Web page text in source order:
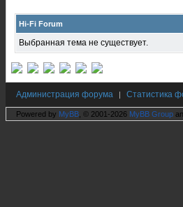
Hi-Fi Forum
Выбранная тема не существует.
Администрация форума | Статистика
Powered by MyBB , © 2001-2026 MyBB Group